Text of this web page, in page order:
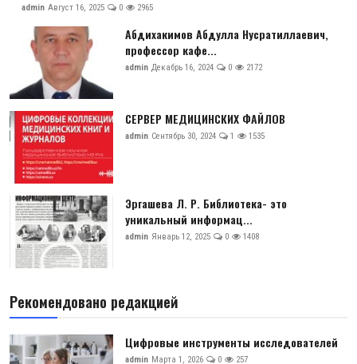
admin Август 16, 2025 0 2965
Абдихакимов Абдулла Нусратиллаевич,
профессор кафе...
admin Декабрь 16, 2024 0 2172
СЕРВЕР МЕДИЦИНСКИХ ФАЙЛОВ
admin Сентябрь 30, 2024 1 1535
Эргашева Л. Р. Библиотека- это
уникальный информац...
admin Январь 12, 2025 0 1408
Рекомендовано редакцией
Цифровые инструменты исследователей
admin Марта 1, 2026 0 257